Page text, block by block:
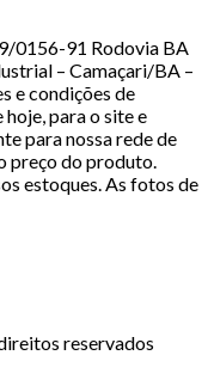
0156-91 Rodovia BA
– Camaçari/BA –
e condições de
para o site e
para nossa rede de
preço do produto.
estoques. As fotos de
reservados